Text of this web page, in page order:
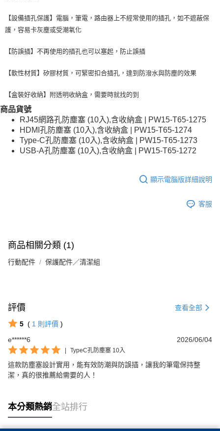
付款後7-11取貨
每筆NT$80，滿NT$599(含以上)免運費
宅配
【設備插孔保護】電腦，筆電，路由器上不經常使用的插孔，如不遮蔽保
護，容易卡灰塵或受潮氧化
【防誤插】不再使用的插孔也可以塞起，防止誤插
【軟性材質】矽膠材質，可緊密扣合插孔，達到防潑水與防塵的效果
【盒裝好收納】附透明收納盒，需要時就找的到
商品貨號
RJ45網路孔防塵塞 (10入),含收納盒 | PW15-T65-1275
HDMI孔防塵塞 (10入),含收納盒 | PW15-T65-1274
Type-C孔防塵塞 (10入),含收納盒 | PW15-T65-1273
USB-A孔防塵塞 (10入),含收納盒 | PW15-T65-1272
顯示電腦版詳細說明
客服
商品相關分類 (1)
行動配件 保護配件／清潔組
評價 查看全部
5 ( 1 則評價 )
e******6
2026/06/04
TypeC孔防塵塞 10入
這款防塵塞設計實用，能有效防潮與防誤插，讓我的筆電保持整
潔，真的很推薦給需要的人！
本分類熱銷全站排行